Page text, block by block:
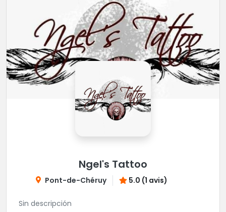
Ngel's Tattoo
Pont-de-Chéruy 5.0 (1 avis)
Sin descripción